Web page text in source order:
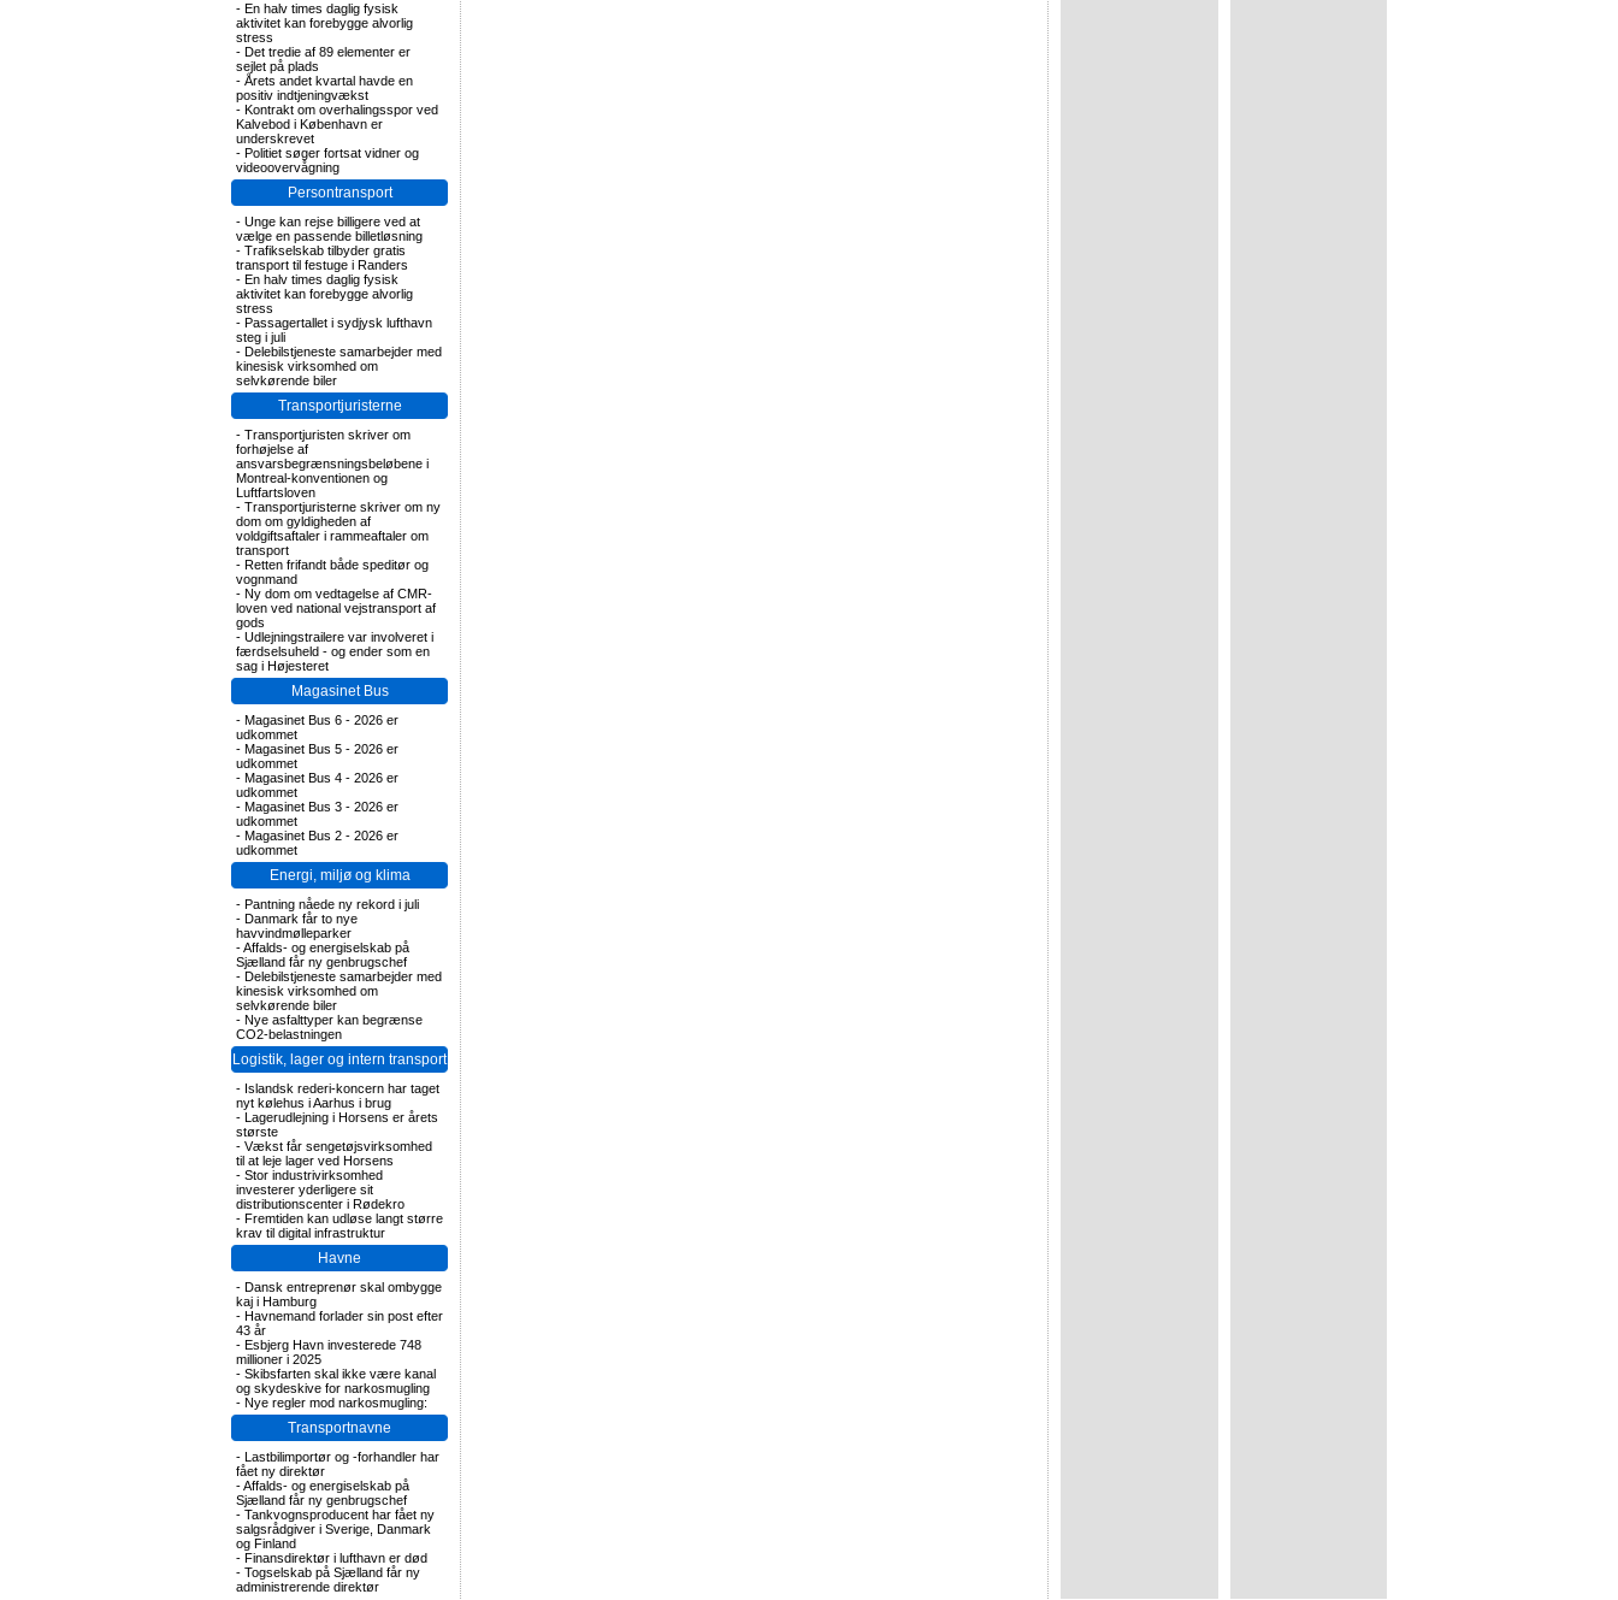
- En halv times daglig fysisk
aktivitet kan forebygge alvorlig
stress
- Det tredie af 89 elementer er
sejlet på plads
- Årets andet kvartal havde en
positiv indtjeningvækst
- Kontrakt om overhalingsspor ved
Kalvebod i København er
underskrevet
- Politiet søger fortsat vidner og
videoovervågning
Persontransport
- Unge kan rejse billigere ved at
vælge en passende billetløsning
- Trafikselskab tilbyder gratis
transport til festuge i Randers
- En halv times daglig fysisk
aktivitet kan forebygge alvorlig
stress
- Passagertallet i sydjysk lufthavn
steg i juli
- Delebilstjeneste samarbejder med
kinesisk virksomhed om
selvkørende biler
Transportjuristerne
- Transportjuristen skriver om
forhøjelse af
ansvarsbegrænsningsbeløbene i
Montreal-konventionen og
Luftfartsloven
- Transportjuristerne skriver om ny
dom om gyldigheden af
voldgiftsaftaler i rammeaftaler om
transport
- Retten frifandt både speditør og
vognmand
- Ny dom om vedtagelse af CMR-
loven ved national vejstransport af
gods
- Udlejningstrailere var involveret i
færdselsuheld - og ender som en
sag i Højesteret
Magasinet Bus
- Magasinet Bus 6 - 2026 er
udkommet
- Magasinet Bus 5 - 2026 er
udkommet
- Magasinet Bus 4 - 2026 er
udkommet
- Magasinet Bus 3 - 2026 er
udkommet
- Magasinet Bus 2 - 2026 er
udkommet
Energi, miljø og klima
- Pantning nåede ny rekord i juli
- Danmark får to nye
havvindmølleparker
-Affalds- og energiselskab på
Sjælland får ny genbrugschef
- Delebilstjeneste samarbejder med
kinesisk virksomhed om
selvkørende biler
- Nye asfalttyper kan begrænse
CO2-belastningen
Logistik, lager og intern transport
- Islandsk rederi-koncern har taget
nyt kølehus i Aarhus i brug
- Lagerudlejning i Horsens er årets
største
- Vækst får sengetøjsvirksomhed
til at leje lager ved Horsens
- Stor industrivirksomhed
investerer yderligere sit
distributionscenter i Rødekro
- Fremtiden kan udløse langt større
krav til digital infrastruktur
Havne
- Dansk entreprenør skal ombygge
kaj i Hamburg
- Havnemand forlader sin post efter
43 år
- Esbjerg Havn investerede 748
millioner i 2025
- Skibsfarten skal ikke være kanal
og skydeskive for narkosmugling
- Nye regler mod narkosmugling:
Transportnavne
- Lastbilimportør og -forhandler har
fået ny direktør
-Affalds- og energiselskab på
Sjælland får ny genbrugschef
- Tankvognsproducent har fået ny
salgsrådgiver i Sverige, Danmark
og Finland
- Finansdirektør i lufthavn er død
- Togselskab på Sjælland får ny
administrerende direktør